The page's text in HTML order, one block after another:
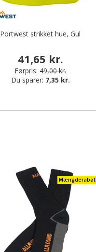
Portwest strikket hue, Gul
41,65 kr.
Førpris: 49,00 kr.
Du sparer: 7,35 kr.
Mængderabat